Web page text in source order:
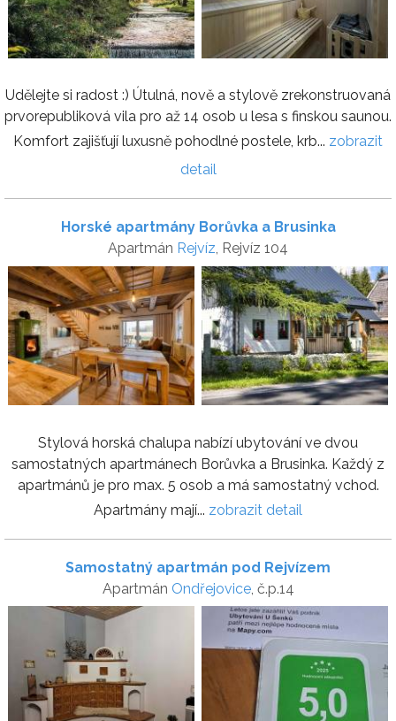
Udělejte si radost :) Útulná, nově a stylově zrekonstruovaná
prvorepubliková vila pro až 14 osob u lesa s finskou saunou.
Komfort zajišťují luxusně pohodlné postele, krb... zobrazit
detail
Horské apartmány Borůvka a Brusinka
Apartmán Rejvíz, Rejvíz 104
Stylová horská chalupa nabízí ubytování ve dvou
samostatných apartmánech Borůvka a Brusinka. Každý z
apartmánů je pro max. 5 osob a má samostatný vchod.
Apartmány mají... zobrazit detail
Samostatný apartmán pod Rejvízem
Apartmán Ondřejovice, č.p.14